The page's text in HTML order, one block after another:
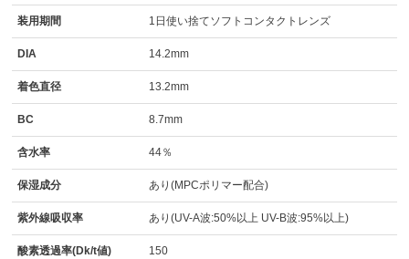
装用期間 1日使い捨てソフトコンタクトレンズ
DIA 14.2mm
着色直径 13.2mm
BC 8.7mm
含水率 44％
保湿成分 あり(MPCポリマー配合)
紫外線吸収率 あり(UV-A波:50%以上 UV-B波:95%以上)
酸素透過率(Dk/t値) 150